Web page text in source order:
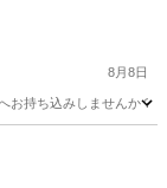
8月8日
ち込みしませんか？